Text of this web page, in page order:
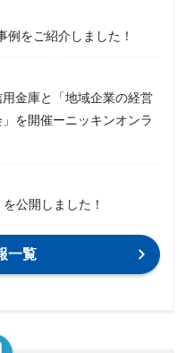
例をご紹介しました！
用金庫と「地域企業の経営
を開催ーニッキンオンラ
公開しました！
一覧